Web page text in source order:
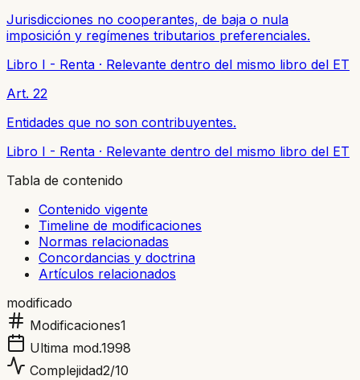
Jurisdicciones no cooperantes, de baja o nula
imposición y regímenes tributarios preferenciales.
Libro I - Renta · Relevante dentro del mismo libro del ET
Art. 22
Entidades que no son contribuyentes.
Libro I - Renta · Relevante dentro del mismo libro del ET
Tabla de contenido
Contenido vigente
Timeline de modificaciones
Normas relacionadas
Concordancias y doctrina
Artículos relacionados
modificado
Modificaciones1
Ultima mod.1998
Complejidad2/10